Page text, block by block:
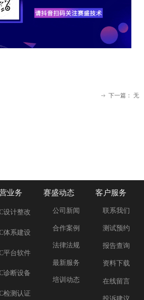
ꁹ 下一篇： 无
联系我们
测试预约
报告查询
资料下载
在线留言
设计整改
体系建设
平台软件
诊断设备
检测认证
公司新闻
合作案例
法律法规
最新服务
培训动态
业务 赛盛动态 客户服务